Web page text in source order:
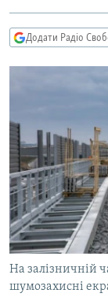
Перейти
до
КУЛЬТУРА
СВІТ
КРИМ.РЕАЛІЇ
МУЛЬТИМЕДІА
ФОТО
СПЕЦПРОЄКТИ
ПОДКАСТИ
КРИМ РЕАЛІЇ
Додати Радіо
На залізничній
шумозахисні